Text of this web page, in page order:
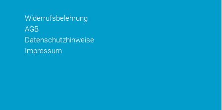
Widerrufsbelehrung
AGB
Datenschutzhinweise
Impressum